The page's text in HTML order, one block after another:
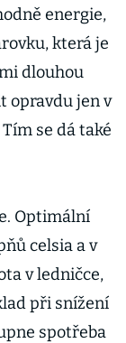
energie,
která je
dlouhou
opravdu jen v
se dá také
Optimální
celsia a v
v ledničce,
při snížení
spotřeba